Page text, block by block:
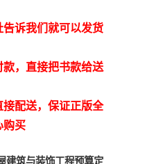
诉我们就可以发货
，直接把书款给送
配送，保证正版全
购买
建筑与装饰工程预算定
山西省建设工程预算定额
公路工程预算定额